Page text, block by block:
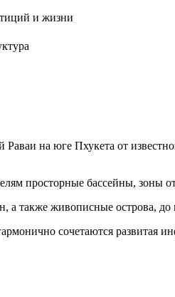
и жизни
на юге Пхукета от
просторные бассейны,
также живописные острова, до
сочетаются развитая